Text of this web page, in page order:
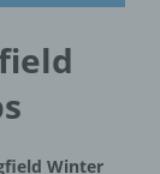
Winter